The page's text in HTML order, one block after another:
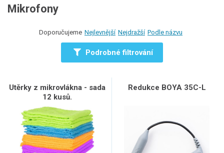
Mikrofony
Doporučujeme Nejlevnější Nejdražší Podle názvu
Podrobné filtrování
Utěrky z mikrovlákna - sada
12 kusů.
Redukce BOYA 35C-L